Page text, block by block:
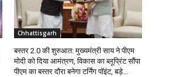
Chhattisgarh
बस्तर 2.0 की शुरुआत: मुख्यमंत्री साय ने पीएम
मोदी को दिया आमंत्रण, विकास का ब्लूप्रिंट सौंपा
पीएम का बस्तर दौरा बनेगा टर्निंग पॉइंट, बड़े...